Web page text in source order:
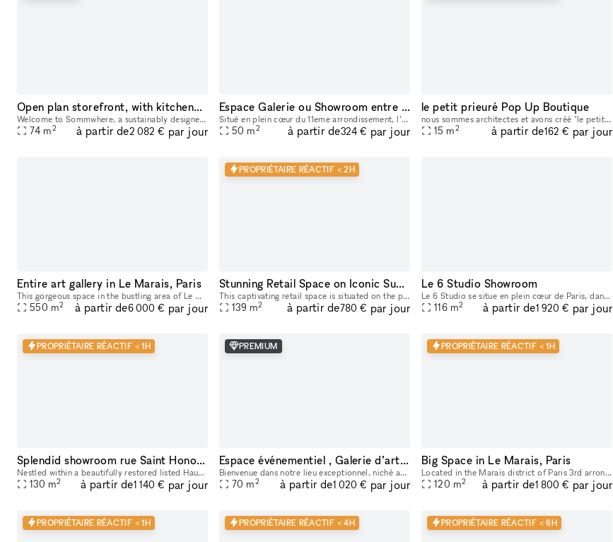
Open plan storefront, with kitchenette + spa like wetroom. A unique NY showroom.
Welcome to Sommwhere, a sustainably designed pop-up space in the heart of the Lower East Side. Transport yourself and guests to this stylish, minimalist space conveniently located on Ludlow between H
74 m2 à partir de2 082 € par jour
Espace Galerie ou Showroom entre Bastille et République
Situé en plein cœur du 11eme arrondissement, l’espace se trouve dans le quartier saint Ambroise à la lisière du marais (boulevard Beaumarchais) et du quartier Rue saint Maur (espace des lumières et s
50 m2 à partir de324 € par jour
le petit prieuré Pop Up Boutique
nous sommes architectes et avons créé "le petit prieure" pour offrir un espace aménagé et modulable pour tous les créateurs qui souhaitent présenter leur travaux ( designers, artistes, céramistes, ph
15 m2 à partir de162 € par jour
Entire art gallery in Le Marais, Paris
This gorgeous space in the bustling area of Le Marais, is perfect for brands looking to host a Showroom or Private Sale. Boasting a private entrance that creates a well-lit ambiance. With a trendy m
550 m2 à partir de6 000 € par jour
PROPRIÉTAIRE RÉACTIF < 2H
Stunning Retail Space on Iconic Sunset Boulevard
This captivating retail space is situated on the prestigious Sunset Boulevard, offering unparalleled visibility and exposure to a high-end clientele. Recently Renovated & Designed for Impact: Moder
139 m2 à partir de780 € par jour
Le 6 Studio Showroom
Le 6 Studio se situe en plein cœur de Paris, dans le Sentier. - STUDIO PHOTO & VIDÉO 2 PLATEAUX dont 1 CYCLO - ESPACE DE LOCATION POUR SHOWROOMS / EXPOSITIONS / CASTINGS
116 m2 à partir de1 920 € par jour
PROPRIÉTAIRE RÉACTIF < 1H
Splendid showroom rue Saint Honoré - Place Vendôme, in the heart of Paris fashion & culture district.
Nestled within a beautifully restored listed Haussmann building at 229 Rue Saint-Honoré, between Place Vendôme, the Tuileries Gardens and the Louvre, 229LAB offers one of Paris' most prestigious addr
130 m2 à partir de1 140 € par jour
PREMIUM
Espace événementiel , Galerie d’art / show room au cœur de Paris
Bienvenue dans notre lieu exceptionnel, niché au sein de l'ancien guichet de la Banque Française, un monument historique inscrit au patrimoine. Cet espace polyvalent offre une variété d'options pour
70 m2 à partir de1 020 € par jour
PROPRIÉTAIRE RÉACTIF < 1H
Big Space in Le Marais, Paris
Located in the Marais district of Paris 3rd arrondissement. Large space available for rent for showrooms, fashion events, art galleries, etc.
120 m2 à partir de1 800 € par jour
PROPRIÉTAIRE RÉACTIF < 1H PROPRIÉTAIRE RÉACTIF < 4H PROPRIÉTAIRE RÉACTIF < 6H